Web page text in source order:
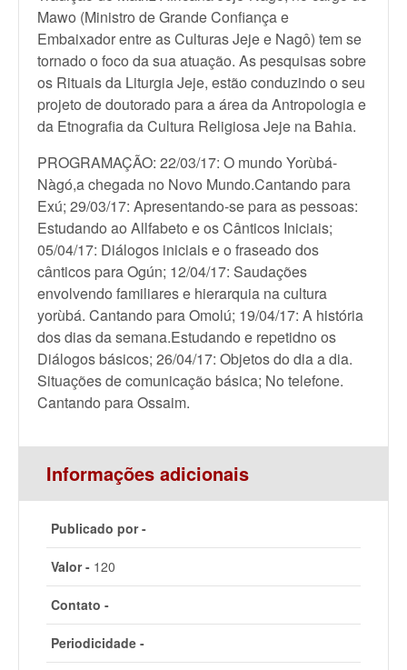
Mawo (Ministro de Grande Confiança e
Embaixador entre as Culturas Jeje e Nagô) tem se
tornado o foco da sua atuação. As pesquisas sobre
os Rituais da Liturgia Jeje, estão conduzindo o seu
projeto de doutorado para a área da Antropologia e
da Etnografia da Cultura Religiosa Jeje na Bahia.
PROGRAMAÇÃO: 22/03/17: O mundo Yorùbá-
Nàgó,a chegada no Novo Mundo.Cantando para
Exú; 29/03/17: Apresentando-se para as pessoas:
Estudando ao Allfabeto e os Cânticos Iniciais;
05/04/17: Diálogos iniciais e o fraseado dos
cânticos para Ogún; 12/04/17: Saudações
envolvendo familiares e hierarquia na cultura
yorùbá. Cantando para Omolú; 19/04/17: A história
dos dias da semana.Estudando e repetidno os
Diálogos básicos; 26/04/17: Objetos do dia a dia.
Situações de comunicação básica; No telefone.
Cantando para Ossaim.
Informações adicionais
Publicado por -
Valor - 120
Contato -
Periodicidade -